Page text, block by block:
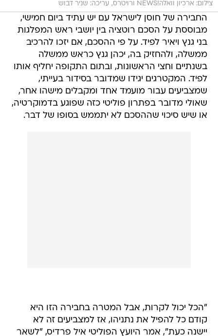
צילום: ארכיון וואלה!NEWS ורויטרס, עריכה: שניר דבוש
החבירה של חוסן לישראל עם יש עתיד ביום חמישי,
מבוססת על הסכם רוטציה בין יושבי ראש המפלגות
בני גנץ ויאיר לפיד. על פי ההסכם, אם יזכו להרכיב
ממשלה, ולהחזיק בה, יכהן גנץ כראש ממשלה
בשנתיים וחצי הראשונות, ובתום התקופה יחליף אותו
לפיד. המקטרגים יגידו שמדובר בסידור בעייתי,
שמצביעים עבור מועמד אחד ומקבלים מישהו אחר,
שאולי מדובר בפתרון פוליטי כזה שפוגע בדמוקרטיה,
או שיש סיכוי שההסכם לא יתממש בסופו של דבר.
"הכל יכול לקרות, אבל המטרה בחבירה הזו היא
קודם כל להפיל את נתניהו, אז למצביעים זה לא
יישנה כעת", אמר היועץ הפוליטי איל פרדיס, "לשאר